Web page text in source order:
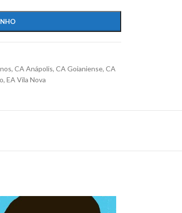
, CA Anápolis, CA Goianiense, CA
, EA Vila Nova